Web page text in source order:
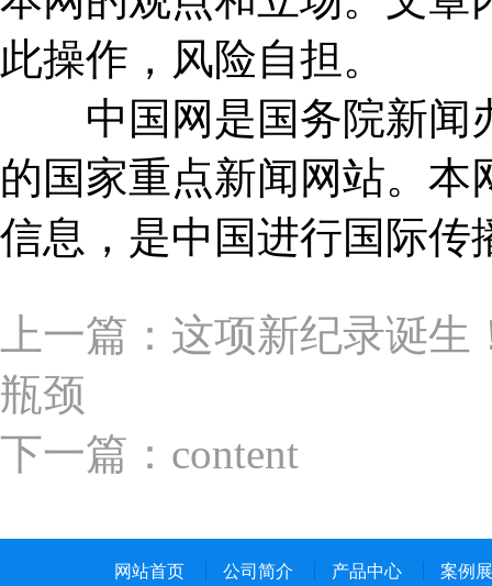
此操作，风险自担。
中国网是国务院新闻
的国家重点新闻网站。本
信息，是中国进行国际传
上一篇：这项新纪录诞
瓶颈
下一篇：content
网站首页 公司简介 产品中心 案例